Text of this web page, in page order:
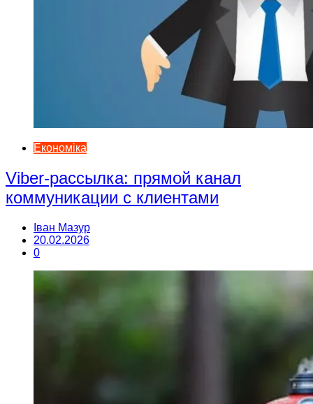
Економіка
Viber-рассылка: прямой канал
коммуникации с клиентами
Іван Мазур
20.02.2026
0